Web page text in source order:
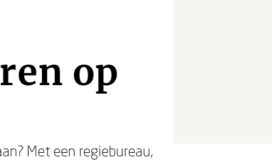
op
Met een regiebureau,